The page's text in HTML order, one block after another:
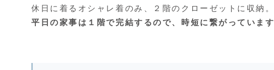
休日に着るオシャレ着のみ、２階のクローゼットに収納。
平日の家事は１階で完結するので、時短に繋がっています